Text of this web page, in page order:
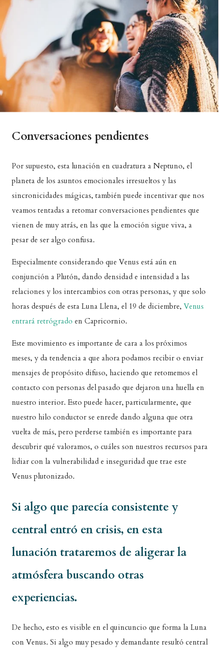
Conversaciones pendientes
Por supuesto, esta lunación en cuadratura a Neptuno, el
planeta de los asuntos emocionales irresueltos y las
sincronicidades mágicas, también puede incentivar que nos
veamos tentadas a retomar conversaciones pendientes que
vienen de muy atrás, en las que la emoción sigue viva, a
pesar de ser algo confusa.
Especialmente considerando que Venus está aún en
conjunción a Plutón, dando densidad e intensidad a las
relaciones y los intercambios con otras personas, y que solo
horas después de esta Luna Llena, el 19 de diciembre, Venus
entrará retrógrado en Capricornio.
Este movimiento es importante de cara a los próximos
meses, y da tendencia a que ahora podamos recibir o enviar
mensajes de propósito difuso, haciendo que retomemos el
contacto con personas del pasado que dejaron una huella en
nuestro interior. Esto puede hacer, particularmente, que
nuestro hilo conductor se enrede dando alguna que otra
vuelta de más, pero perderse también es importante para
descubrir qué valoramos, o cuáles son nuestros recursos para
lidiar con la vulnerabilidad e inseguridad que trae este
Venus plutonizado.
Si algo que parecía consistente y
central entró en crisis, en esta
lunación trataremos de aligerar la
atmósfera buscando otras
experiencias.
De hecho, esto es visible en el quincuncio que forma la Luna
con Venus. Si algo muy pesado y demandante resultó central